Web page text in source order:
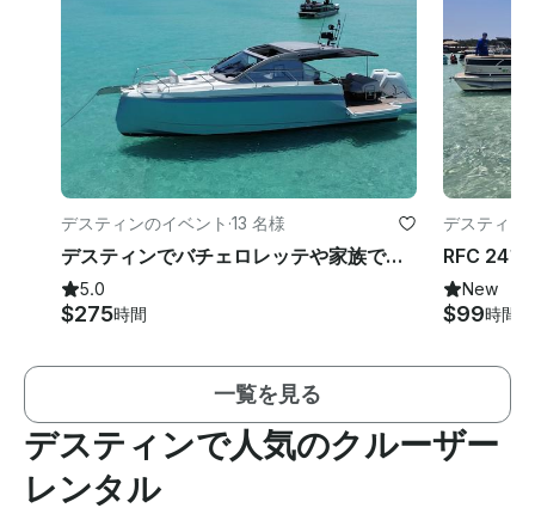
デスティンのイベント ·13 名様
デスティンでバチェロレッテや家族で楽しむ.新しいボートが登場！
5.0
$275時間
デスティン
New
$99時間
一覧を見る
デスティンで人気のクルーザー
レンタル